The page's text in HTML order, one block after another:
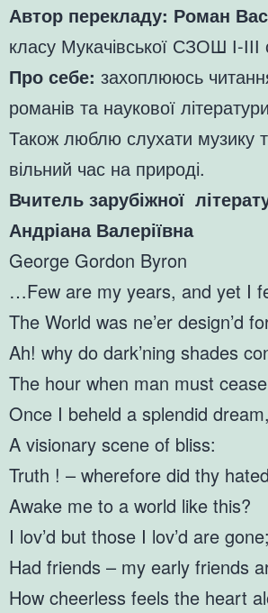
Автор перекладу: Роман
класу Мукачівської СЗОШ І-
Про себе: захоплююсь
романів та наукової
Також люблю слухати музику
вільний час на природі.
Вчитель зарубіжної
Андріана Валеріївна
George Gordon Byron
…Few are my years, and yet I
The World was ne’er design’d
Ah! why do dark’ning shades
The hour when man must
Once I beheld a splendid dream,
A visionary scene of bliss:
Truth ! – wherefore did thy
Awake me to a world like this?
I lov’d but those I lov’d are gone;
Had friends – my early friends
How cheerless feels the heart